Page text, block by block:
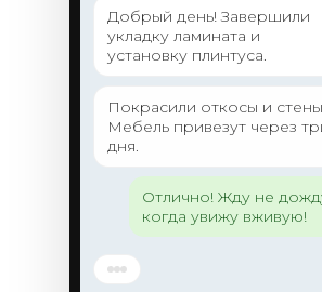
Добрый день! Завершили
укладку ламината и
установку плинтуса.
Покрасили откосы и
Мебель привезут через
дня.
Отлично! Жду не
когда увижу вживую!